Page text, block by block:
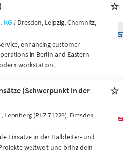
KG / Dresden, Leipzig, Chemnitz,
enhancing customer
in Berlin and Eastern
workstation.
(Schwerpunkt in der
(PLZ 71229), Dresden,
Einsätze in der Halbleiter- und
weltweit und bring dein